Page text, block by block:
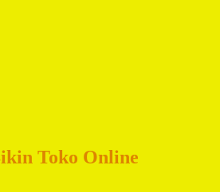
Toko Online